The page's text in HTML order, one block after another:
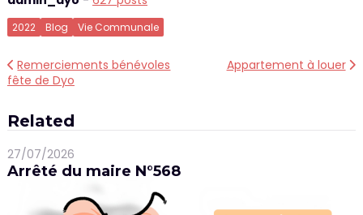
2022 Blog Vie Communale
Navigation
de
l’article
Remerciements bénévoles
fête de Dyo
Appartement à louer
Related
27/07/2026
Arrêté du maire N°568